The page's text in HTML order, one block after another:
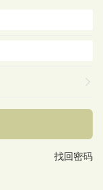
找回密码